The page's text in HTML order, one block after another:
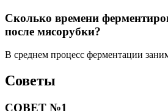
Сколько времени
после мясорубки?
В среднем процесс ферментации
Советы
СОВЕТ №1